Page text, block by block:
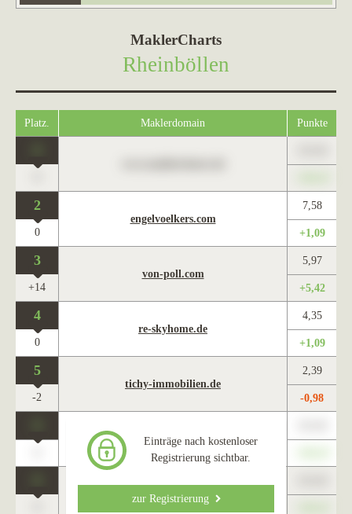
MaklerCharts
Rheinböllen
Platz. Maklerdomain Punkte
2
engelvoelkers.com
7,58
0 +1,09
3
von-poll.com
5,97
+14 +5,42
4
re-skyhome.de
4,35
0 +1,09
5
tichy-immobilien.de
2,39
-2 -0,98
www.maklercharts.de
Einträge nach kostenloser
Registrierung sichtbar.
zur Registrierung
www.maklercharts.de